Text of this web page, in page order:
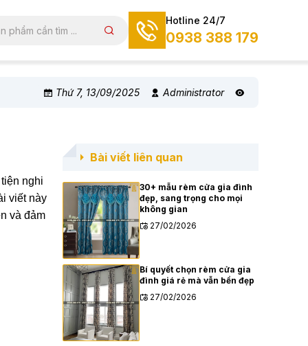
Hotline 24/7
0938 388 179
Thứ 7, 13/09/2025 Administrator
nghi
viết này
và đảm
Bài viết liên quan
30+ mẫu rèm cửa gia đình
đẹp, sang trọng cho mọi
không gian
27/02/2026
Bí quyết chọn rèm cửa gia
đình giá rẻ mà vẫn bền đẹp
27/02/2026